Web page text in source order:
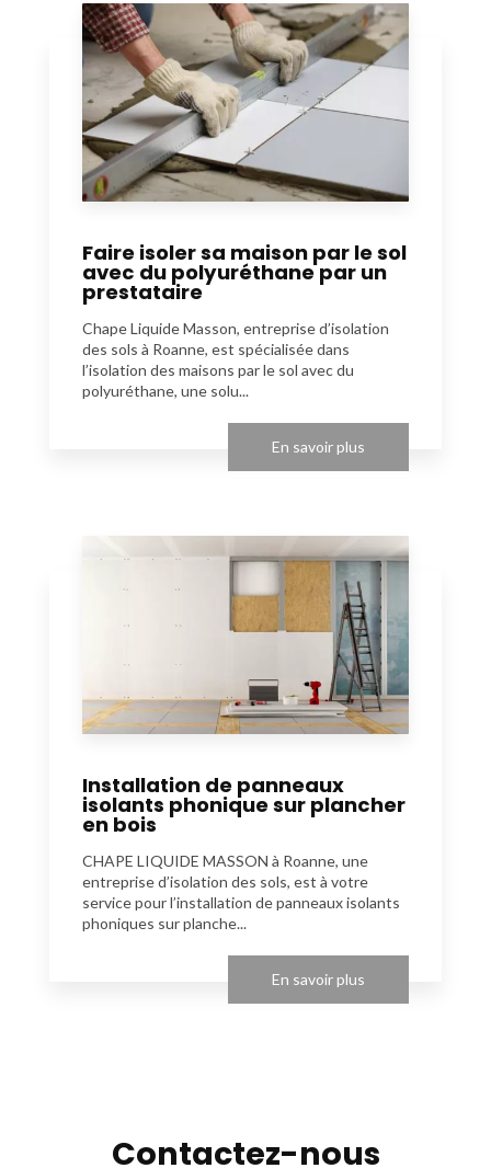
Faire isoler sa maison par le sol
avec du polyuréthane par un
prestataire
Chape Liquide Masson, entreprise d’isolation
des sols à Roanne, est spécialisée dans
l’isolation des maisons par le sol avec du
polyuréthane, une solu...
En savoir plus
Installation de panneaux
isolants phonique sur plancher
en bois
CHAPE LIQUIDE MASSON à Roanne, une
entreprise d’isolation des sols, est à votre
service pour l’installation de panneaux isolants
phoniques sur planche...
En savoir plus
Contactez-nous